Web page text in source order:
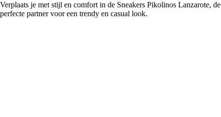
Verplaats je met stijl en comfort in de Sneakers Pikolinos Lanzarote, de
perfecte partner voor een trendy en casual look.